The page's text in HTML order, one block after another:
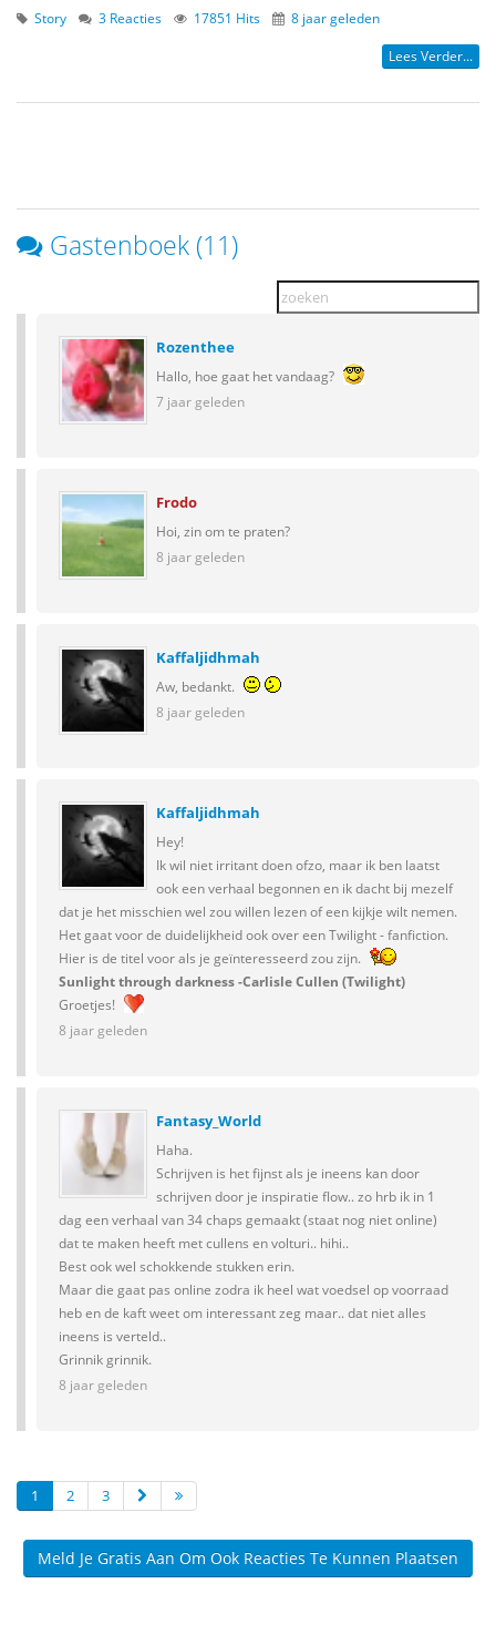
Story 3 Reacties 17851 Hits 8 jaar geleden
Lees Verder...
Gastenboek (11)
Rozenthee
Hallo, hoe gaat het vandaag?
7 jaar geleden
Frodo
Hoi, zin om te praten?
8 jaar geleden
Kaffaljidhmah
Aw, bedankt.
8 jaar geleden
Kaffaljidhmah
Hey!
Ik wil niet irritant doen ofzo, maar ik ben laatst
ook een verhaal begonnen en ik dacht bij mezelf
dat je het misschien wel zou willen lezen of een kijkje wilt nemen.
Het gaat voor de duidelijkheid ook over een Twilight - fanfiction.
Hier is de titel voor als je geïnteresseerd zou zijn.
Sunlight through darkness -Carlisle Cullen (Twilight)
Groetjes!
8 jaar geleden
Fantasy_World
Haha.
Schrijven is het fijnst als je ineens kan door
schrijven door je inspiratie flow.. zo hrb ik in 1
dag een verhaal van 34 chaps gemaakt (staat nog niet online)
dat te maken heeft met cullens en volturi.. hihi..
Best ook wel schokkende stukken erin.
Maar die gaat pas online zodra ik heel wat voedsel op voorraad
heb en de kaft weet om interessant zeg maar.. dat niet alles
ineens is verteld..
Grinnik grinnik.
8 jaar geleden
1 2 3
Meld Je Gratis Aan Om Ook Reacties Te Kunnen Plaatsen